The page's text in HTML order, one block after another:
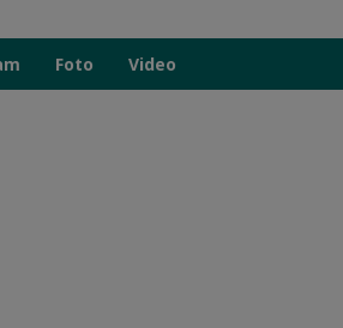
Foto Video